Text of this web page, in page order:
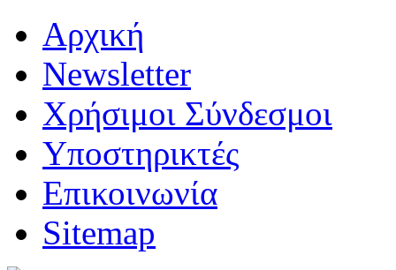
Αρχική
Newsletter
Χρήσιμοι Σύνδεσμοι
Υποστηρικτές
Επικοινωνία
Sitemap